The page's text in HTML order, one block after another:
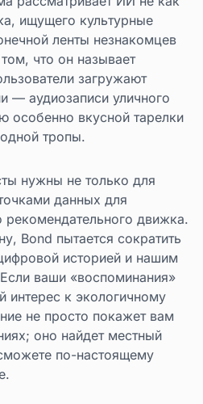
ищущего культурные
ленты незнакомцев
что он называет
загружают
— аудиозаписи уличного
особенно вкусной тарелки
тропы.
нужны не только для
данных для
рекомендательного движка.
Bond пытается сократить
историей и нашим
ваши «воспоминания»
интерес к экологичному
не просто покажет вам
оно найдет местный
по-настоящему